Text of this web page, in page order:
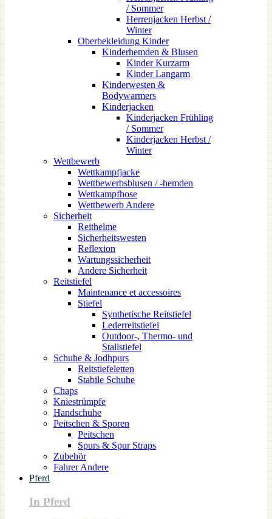
/ Sommer
Herrenjacken Herbst /
Winter
Oberbekleidung Kinder
Kinderhemden & Blusen
Kinder Kurzarm
Kinder Langarm
Kinderwesten &
Bodywarmers
Kinderjacken
Kinderjacken Frühling
/ Sommer
Kinderjacken Herbst /
Winter
Wettbewerb
Wettkampfjacke
Wettbewerbsblusen / -hemden
Wettkampfhose
Wettbewerb Andere
Sicherheit
Reithelme
Sicherheitswesten
Reflexion
Wartungssicherheit
Andere Sicherheit
Reitstiefel
Maintenance et accessoires
Stiefel
Synthetische Reitstiefel
Lederreitstiefel
Outdoor-, Thermo- und
Stallstiefel
Schuhe & Jodhpurs
Reitstiefeletten
Stabile Schuhe
Chaps
Kniestrümpfe
Handschuhe
Peitschen & Sporen
Peitschen
Spurs & Spur Straps
Zubehör
Fahrer Andere
Pferd
In Pferd